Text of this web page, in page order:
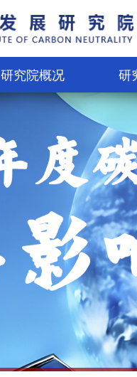
研究院概况 研